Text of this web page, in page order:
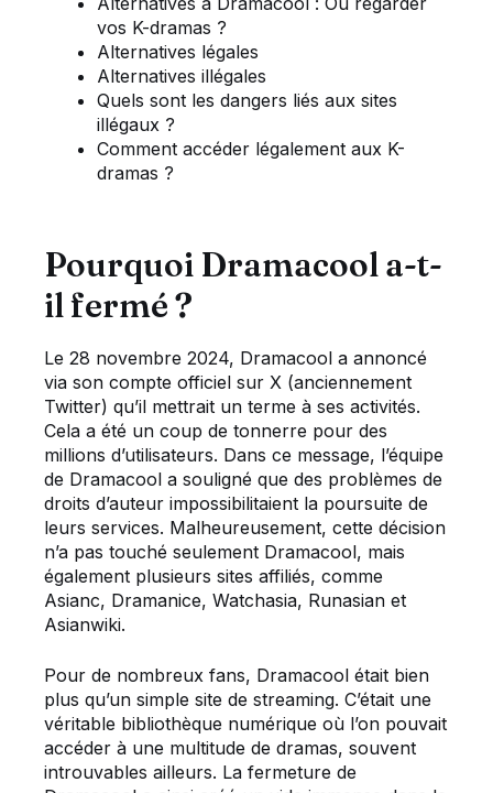
vos K-dramas ?
Alternatives légales
Alternatives illégales
Quels sont les dangers liés aux sites
illégaux ?
Comment accéder légalement aux K-
dramas ?
Pourquoi Dramacool a-t-
il fermé ?
Le 28 novembre 2024, Dramacool a annoncé
via son compte officiel sur X (anciennement
Twitter) qu’il mettrait un terme à ses activités.
Cela a été un coup de tonnerre pour des
millions d’utilisateurs. Dans ce message, l’équipe
de Dramacool a souligné que des problèmes de
droits d’auteur impossibilitaient la poursuite de
leurs services. Malheureusement, cette décision
n’a pas touché seulement Dramacool, mais
également plusieurs sites affiliés, comme
Asianc, Dramanice, Watchasia, Runasian et
Asianwiki.
Pour de nombreux fans, Dramacool était bien
plus qu’un simple site de streaming. C’était une
véritable bibliothèque numérique où l’on pouvait
accéder à une multitude de dramas, souvent
introuvables ailleurs. La fermeture de